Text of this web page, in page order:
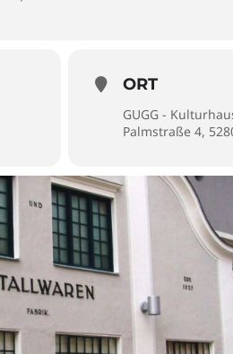
ORT
GUGG -
Palmstraße 4,